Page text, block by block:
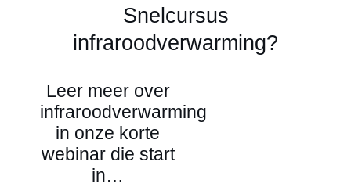
Snelcursus
infraroodverwarming?
Leer meer over
infraroodverwarming
in onze korte
webinar die start
in…